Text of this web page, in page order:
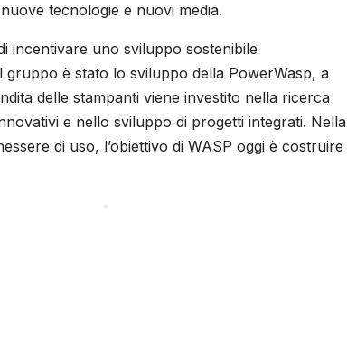
tecnologie e nuovi media.
incentivare uno sviluppo sostenibile
è stato lo sviluppo della PowerWasp, a
delle stampanti viene investito nella ricerca
e nello sviluppo di progetti integrati. Nella
di uso, l’obiettivo di WASP oggi è costruire